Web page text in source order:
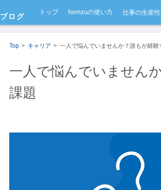
ブログ トップ formzuの使い方 仕事の生産性
Top キャリア 一人で悩んでいませんか？誰もが経験
一人で悩んでいません
課題